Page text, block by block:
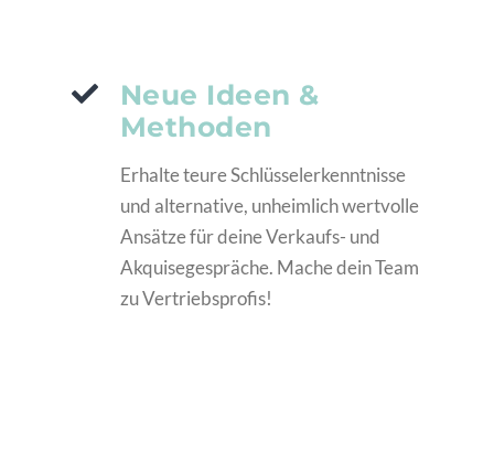
Neue Ideen &
Methoden
Erhalte teure Schlüsselerkenntnisse
und alternative, unheimlich wertvolle
Ansätze für deine Verkaufs- und
Akquisegespräche. Mache dein Team
zu Vertriebsprofis!